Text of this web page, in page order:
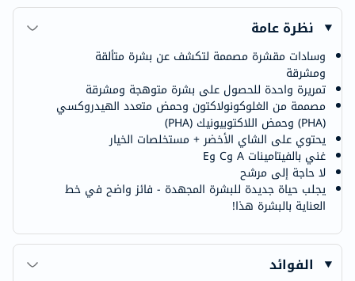
نظرة عامة
وسادات مقشرة مصممة لتكشف عن بشرة متألقة
ومشرقة
تمريرة واحدة للحصول على بشرة متوهجة ومشرقة
مصممة من الغلوكونولاكتون وحمض متعدد الهيدروكسي
(PHA) وحمض اللاكتوبيونيك (PHA)
يحتوي على الشاي الأخضر + مستخلصات الخيار
غني بالفيتامينات A وC وE
لا حاجة إلى مرشح
يجلب حياة جديدة للبشرة المجهدة - فائز واضح في خط
العناية بالبشرة هذا!
الفوائد